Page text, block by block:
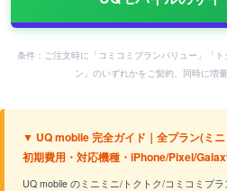
条件：ご注文時に「コミコミプランバリュー」「
ン」のいずれかをご契約、同時に増
▼ UQ mobile 完全ガイド｜全プラン(ミ
初期費用・対応機種・iPhone/Pixel/
UQ mobile のミニミニ/トクトク/コミコミプ